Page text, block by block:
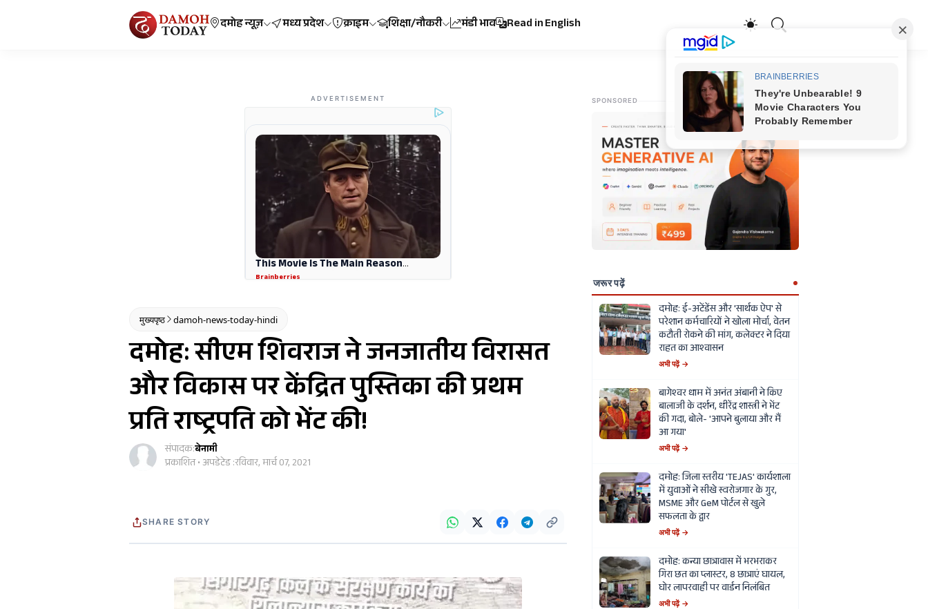
दमोह न्यूज़ मध्य प्रदेश क्राइम शिक्षा/नौकरी मंडी भाव Read in English
ADVERTISEMENT
मुख्यपृष्ठ damoh-news-today-hindi
दमोह: सीएम शिवराज ने जनजातीय विरासत
और विकास पर केंद्रित पुस्तिका की प्रथम
प्रति राष्ट्रपति को भेंट की!
संपादक:बेनामी
प्रकाशित • अपडेटेड :रविवार, मार्च 07, 2021
SHARE STORY
SPONSORED
जरूर पढ़ें
दमोह: ई-अटेंडेंस और 'सार्थक ऐप' से
परेशान कर्मचारियों ने खोला मोर्चा, वेतन
कटौती रोकने की मांग, कलेक्टर ने दिया
राहत का आश्वासन
अभी पढ़ें →
बागेश्वर धाम में अनंत अंबानी ने किए
बालाजी के दर्शन, धीरेंद्र शास्त्री ने भेंट
की गदा, बोले- 'आपने बुलाया और मैं
आ गया'
अभी पढ़ें →
दमोह: जिला स्तरीय 'TEJAS' कार्यशाला
में युवाओं ने सीखे स्वरोजगार के गुर,
MSME और GeM पोर्टल से खुले
सफलता के द्वार
अभी पढ़ें →
दमोह: कन्या छात्रावास में भरभराकर
गिरा छत का प्लास्टर, 8 छात्राएं घायल,
घोर लापरवाही पर वार्डन निलंबित
अभी पढ़ें →